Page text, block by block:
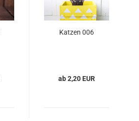
Katzen 006
ab 2,20 EUR